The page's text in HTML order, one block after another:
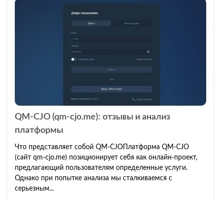
QM-CJO (qm-cjo.me): отзывы и анализ
платформы
Что представляет собой QM-CJOПлатформа QM-CJO
(сайт qm-cjo.me) позиционирует себя как онлайн-проект,
предлагающий пользователям определенные услуги.
Однако при попытке анализа мы сталкиваемся с
серьезным...